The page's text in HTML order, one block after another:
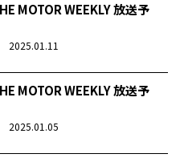
MOTOR WEEKLY 放送予
2025.01.11
MOTOR WEEKLY 放送予
2025.01.05